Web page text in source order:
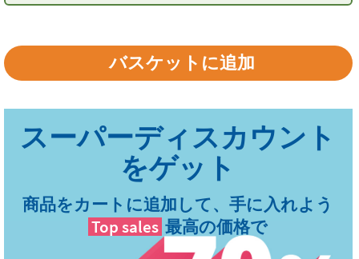
商品をカートに追加して、手に入れよう
Top sales 最高の価格で